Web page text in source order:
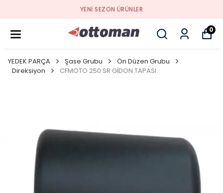
YENI SEZON ÜRÜNLER
0
YEDEK PARÇA Şase Grubu
Ön Düzen Grubu
Direksiyon
CFMOTO 250 SR GİDON TAPASI